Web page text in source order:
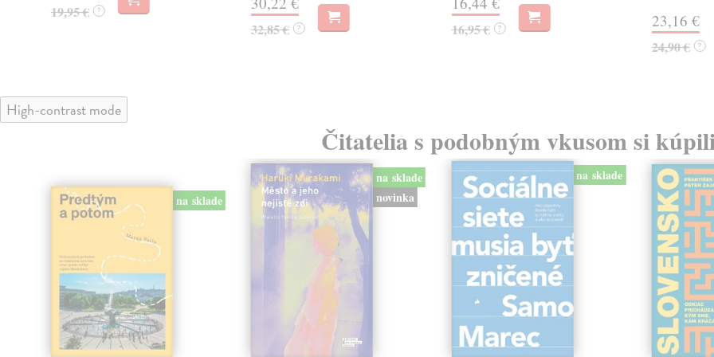
19,95 € ?
32,85 € ? 16,95 € ? 23,16 €
24,90 € ?
High-contrast mode
Čitatelia s podobným vkusom si
na sklade
na sklade
novinka
na sklade